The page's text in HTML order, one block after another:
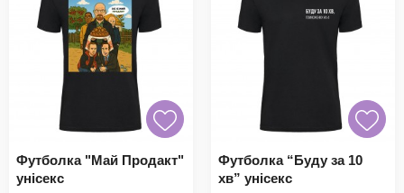
Футболка "Май Продакт"
унісекс
Футболка “Буду за 10
хв” унісекс